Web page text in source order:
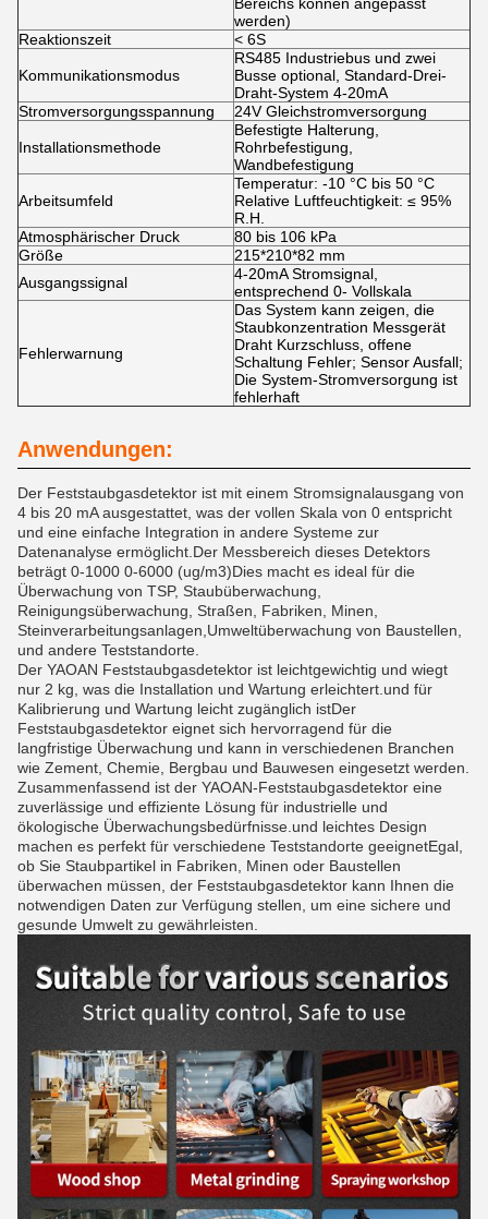
werden)
Reaktionszeit
< 6S
Kommunikationsmodus
RS485 Industriebus und zwei
Busse optional, Standard-Drei-
Draht-System 4-20mA
Stromversorgungsspannung
24V Gleichstromversorgung
Installationsmethode
Befestigte Halterung,
Rohrbefestigung,
Wandbefestigung
Arbeitsumfeld
Temperatur: -10 °C bis 50 °C
Relative Luftfeuchtigkeit: ≤ 95%
R.H.
Atmosphärischer Druck
80 bis 106 kPa
Größe
215*210*82 mm
Ausgangssignal
4-20mA Stromsignal,
entsprechend 0- Vollskala
Fehlerwarnung
Das System kann zeigen, die
Staubkonzentration Messgerät
Draht Kurzschluss, offene
Schaltung Fehler; Sensor Ausfall;
Die System-Stromversorgung ist
fehlerhaft
Anwendungen:
Der Feststaubgasdetektor ist mit einem Stromsignalausgang von
4 bis 20 mA ausgestattet, was der vollen Skala von 0 entspricht
und eine einfache Integration in andere Systeme zur
Datenanalyse ermöglicht.Der Messbereich dieses Detektors
beträgt 0-1000 0-6000 (ug/m3)Dies macht es ideal für die
Überwachung von TSP, Staubüberwachung,
Reinigungsüberwachung, Straßen, Fabriken, Minen,
Steinverarbeitungsanlagen,Umweltüberwachung von Baustellen,
und andere Teststandorte.
Der YAOAN Feststaubgasdetektor ist leichtgewichtig und wiegt
nur 2 kg, was die Installation und Wartung erleichtert.und für
Kalibrierung und Wartung leicht zugänglich istDer
Feststaubgasdetektor eignet sich hervorragend für die
langfristige Überwachung und kann in verschiedenen Branchen
wie Zement, Chemie, Bergbau und Bauwesen eingesetzt werden.
Zusammenfassend ist der YAOAN-Feststaubgasdetektor eine
zuverlässige und effiziente Lösung für industrielle und
ökologische Überwachungsbedürfnisse.und leichtes Design
machen es perfekt für verschiedene Teststandorte geeignetEgal,
ob Sie Staubpartikel in Fabriken, Minen oder Baustellen
überwachen müssen, der Feststaubgasdetektor kann Ihnen die
notwendigen Daten zur Verfügung stellen, um eine sichere und
gesunde Umwelt zu gewährleisten.